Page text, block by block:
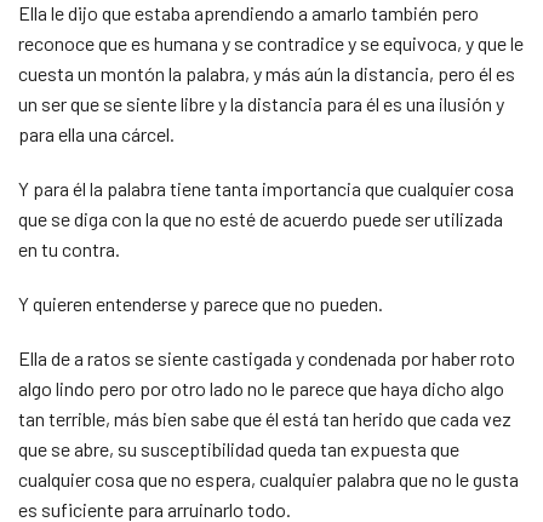
Ella le dijo que estaba aprendiendo a amarlo también pero
reconoce que es humana y se contradice y se equivoca, y que le
cuesta un montón la palabra, y más aún la distancia, pero él es
un ser que se siente libre y la distancia para él es una ilusión y
para ella una cárcel.
Y para él la palabra tiene tanta importancia que cualquier cosa
que se diga con la que no esté de acuerdo puede ser utilizada
en tu contra.
Y quieren entenderse y parece que no pueden.
Ella de a ratos se siente castigada y condenada por haber roto
algo lindo pero por otro lado no le parece que haya dicho algo
tan terrible, más bien sabe que él está tan herido que cada vez
que se abre, su susceptibilidad queda tan expuesta que
cualquier cosa que no espera, cualquier palabra que no le gusta
es suficiente para arruinarlo todo.